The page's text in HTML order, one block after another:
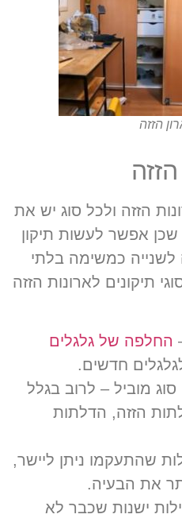
הזזה
הזזה ולכל סוג יש את
אפשר לעשות תיקון
כמשימה בלתי
תיקונים לארונות הזזה
החלפה של גלגלים
חדשים.
מוביל – לרוב בגלל
הזזה, הדלתות
שהתעקמו ניתן ליישר,
את הבעיה.
ישנות שכבר לא